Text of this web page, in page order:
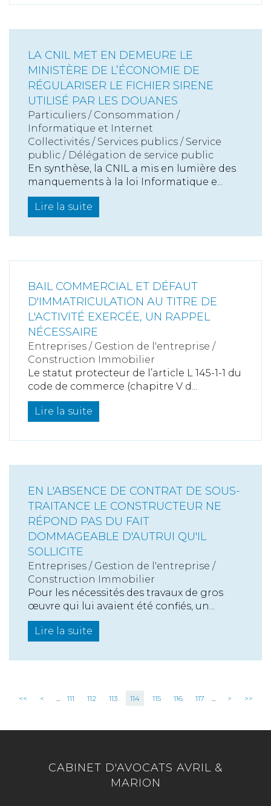
LA CNIL MET EN DEMEURE LE
MINISTÈRE DE L’ÉCONOMIE DE
RÉGULARISER LE FICHIER SIRENE
UTILISÉ PAR LES DOUANES
Particuliers / Consommation /
Informatique et Internet
Collectivités / Services publics / Service
public / Délégation de service public
En synthèse, la CNIL a mis en lumière des
manquements à la loi Informatique e...
Lire la suite
BAIL COMMERCIAL ET DÉFAUT
D'IMMATRICULATION AU TITRE DE
L'ACTIVITÉ EXERCÉE, UN RAPPEL
NÉCESSAIRE
Entreprises / Gestion de l'entreprise /
Construction Immobilier
Le statut protecteur de l’article L 145-1-1 du
code de commerce (chapitre V d...
Lire la suite
EN L'ABSENCE DE CONTRAT DE SOUS-
TRAITANCE LE CONSTRUCTEUR NE
RÉPOND PAS DU FAIT
DOMMAGEABLE D'AUTRUI QU'IL
SOLLICITE
Entreprises / Gestion de l'entreprise /
Construction Immobilier
Pour les nécessités des travaux de gros
œuvre qui lui avaient été confiés, un...
Lire la suite
<< < ... 111 112 113 114 115 116 117 ... > >>
CABINET D'AVOCATS AVRIL &
MARION